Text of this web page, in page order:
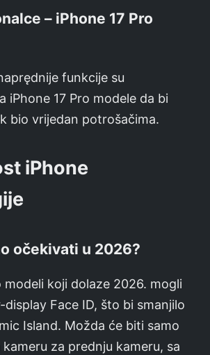
– iPhone 17 Pro
funkcije su
iPhone 17 Pro modele da bi
bio vrijedan potrošačima.
iPhone
očekivati u 2026?
modeli koji dolaze 2026. mogli
Face ID, što bi smanjilo
Island. Možda će biti samo
za prednju kameru, sa